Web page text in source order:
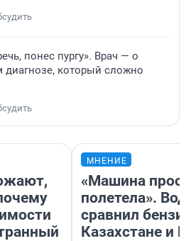
понес пургу». Врач — о
диагнозе, который сложно
МНЕНИЕ
«Машина
полетела».
сравнил
Казахстане и